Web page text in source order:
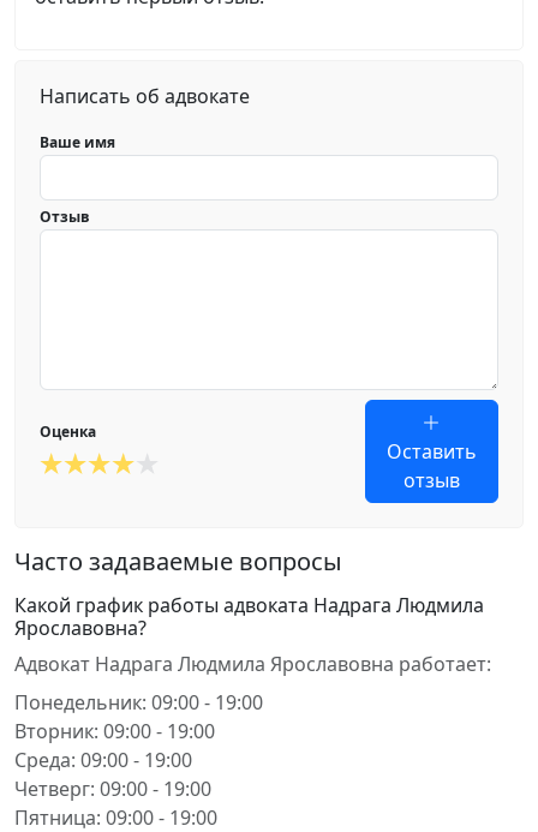
Написать об адвокате
Ваше имя
Отзыв
Оценка
Оставить
отзыв
Часто задаваемые вопросы
Какой график работы адвоката Надрага Людмила
Ярославовна?
Адвокат Надрага Людмила Ярославовна работает:
Понедельник: 09:00 - 19:00
Вторник: 09:00 - 19:00
Среда: 09:00 - 19:00
Четверг: 09:00 - 19:00
Пятница: 09:00 - 19:00